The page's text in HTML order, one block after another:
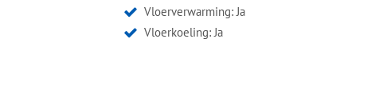
Vloerverwarming: Ja
Vloerkoeling: Ja